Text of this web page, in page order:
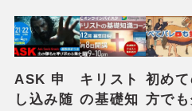
u
r
r
e
ASK 申
し込み随
キリスト
の基礎知
初め
方で